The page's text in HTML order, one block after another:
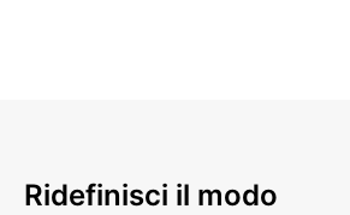
Ridefinisci il modo